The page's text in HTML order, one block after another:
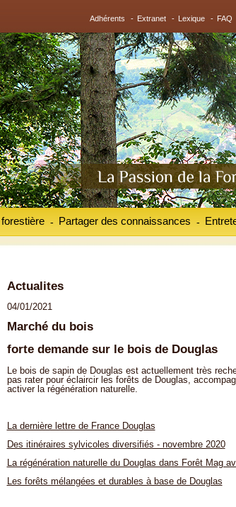
Adhérents - Extranet - Lexique - FAQ
Partager des connaissances
- -
Actualites
04/01/2021
Marché du bois
forte demande sur le bois de Douglas
Le bois de sapin de Douglas est actuellement très
pas rater pour éclaircir les forêts de Douglas,
activer la régénération naturelle.
La dernière lettre de France Douglas
Des itinéraires sylvicoles diversifiés - novembre 2020
La régénération naturelle du Douglas dans Forêt Mag
Les forêts mélangées et durables à base de Douglas